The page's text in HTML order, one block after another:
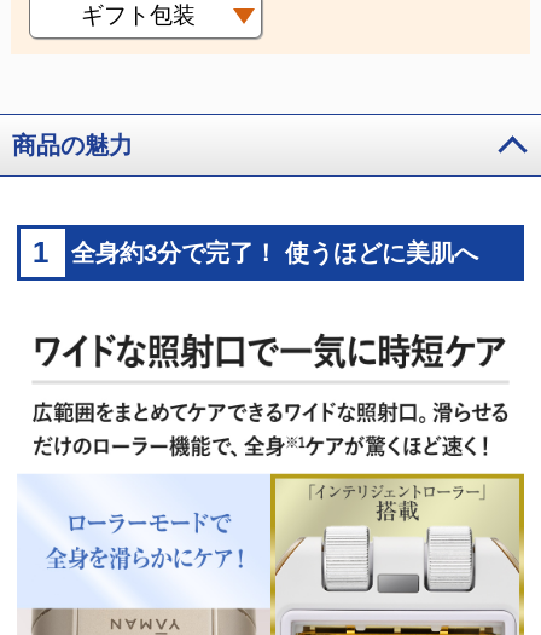
ギフト包装
商品の魅力
1 全身約3分で完了！ 使うほどに美肌へ